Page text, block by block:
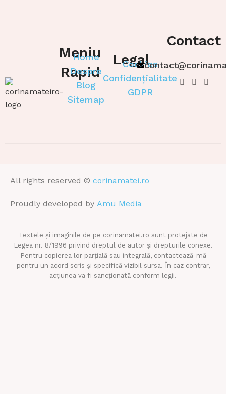
Meniu
Rapid
Home
Despre
Blog
Sitemap
Legal
Cookies
Confidențialitate
GDPR
Contact
All rights reserved © corinamatei.ro
Proudly developed by Amu Media
Textele și imaginile de pe corinamatei.ro sunt protejate de
Legea nr. 8/1996 privind dreptul de autor și drepturile conexe.
Pentru copierea lor parțială sau integrală, contactează-mă
pentru un acord scris și specifică vizibil sursa. În caz contrar,
acțiunea va fi sancționată conform legii.